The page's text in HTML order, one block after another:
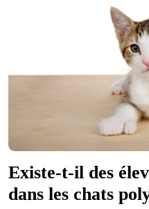
Existe-t-il des
dans les chats